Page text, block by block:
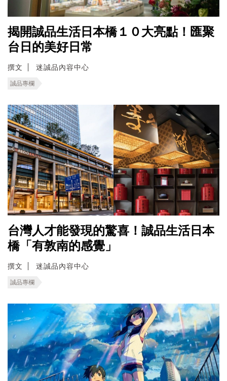
揭開誠品生活日本橋１０大亮點！匯聚
台日的美好日常
撰文 迷誠品內容中心
誠品專欄
台灣人才能發現的驚喜！誠品生活日本
橋「有敦南的感覺」
撰文 迷誠品內容中心
誠品專欄